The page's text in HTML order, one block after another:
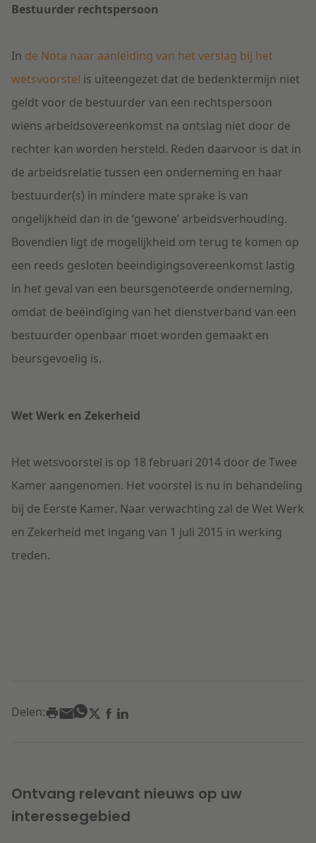
Bestuurder rechtspersoon
In de Nota naar aanleiding van het verslag bij het
wetsvoorstel is uiteengezet dat de bedenktermijn niet
geldt voor de bestuurder van een rechtspersoon
wiens arbeidsovereenkomst na ontslag niet door de
rechter kan worden hersteld. Reden daarvoor is dat in
de arbeidsrelatie tussen een onderneming en haar
bestuurder(s) in mindere mate sprake is van
ongelijkheid dan in de ‘gewone’ arbeidsverhouding.
Bovendien ligt de mogelijkheid om terug te komen op
een reeds gesloten beëindigingsovereenkomst lastig
in het geval van een beursgenoteerde onderneming,
omdat de beëindiging van het dienstverband van een
bestuurder openbaar moet worden gemaakt en
beursgevoelig is.
Wet Werk en Zekerheid
Het wetsvoorstel is op 18 februari 2014 door de Twee
Kamer aangenomen. Het voorstel is nu in behandeling
bij de Eerste Kamer. Naar verwachting zal de Wet Werk
en Zekerheid met ingang van 1 juli 2015 in werking
treden.
Delen:
Ontvang relevant nieuws op uw
interessegebied